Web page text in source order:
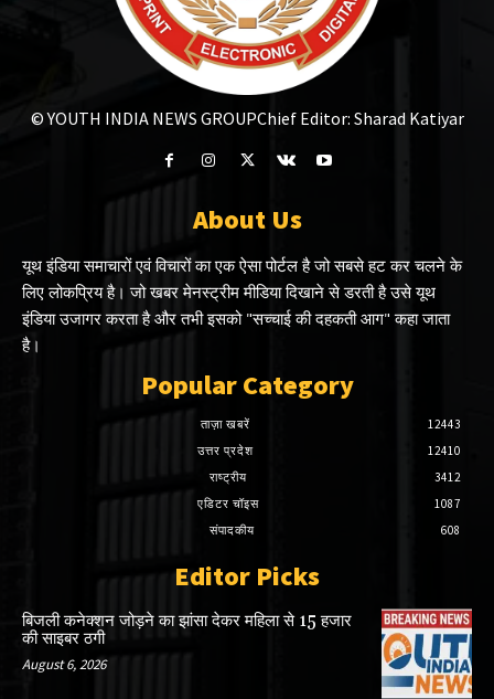
© YOUTH INDIA NEWS GROUPChief Editor: Sharad Katiyar
About Us
यूथ इंडिया समाचारों एवं विचारों का एक ऐसा पोर्टल है जो सबसे हट कर चलने के
लिए लोकप्रिय है। जो खबर मेनस्ट्रीम मीडिया दिखाने से डरती है उसे यूथ
इंडिया उजागर करता है और तभी इसको "सच्चाई की दहकती आग" कहा जाता
है।
Popular Category
ताज़ा खबरें
12443
उत्तर प्रदेश
12410
राष्ट्रीय
3412
एडिटर चॉइस
1087
संपादकीय
608
Editor Picks
बिजली कनेक्शन जोड़ने का झांसा देकर महिला से 15 हजार
की साइबर ठगी
August 6, 2026